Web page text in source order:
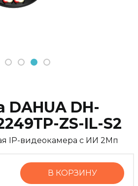
1 2 3 4
DAHUA DH-
ZS-IL-S2
IP-видеокамера с ИИ 2Мп
В КОРЗИНУ